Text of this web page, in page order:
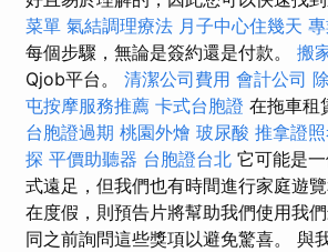
菜單 氣結調理療法 月子中心住幾天
每個步驟，無論是簽約還是付款。 搬
Qjob平台。 清潔公司費用 會計公司
屯按摩服務推薦 卡式台胞證 在拖車租
台胞證過期 桃園外燴 玻尿酸 推拿證
探 平價助聽器 台胞證台北 它可能是
式遠足，但我們也有時間進行家庭遊
在度假，則預告片將幫助我們使用我
同之前詢問這些獎項以避免驚喜。 與